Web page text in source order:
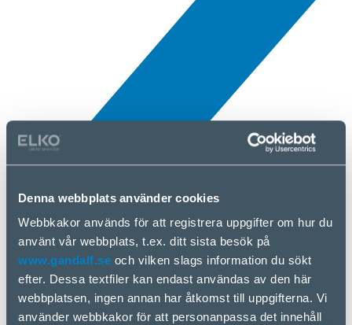
Denna webbplats använder cookies
Webbkakor används för att registrera uppgifter om hur du
använt vår webbplats, t.ex. ditt sista besök på
www.gandalf.se och vilken slags information du sökt
efter. Dessa textfiler kan endast användas av den här
webbplatsen, ingen annan har åtkomst till uppgifterna. Vi
använder webbkakor för att personanpassa det innehåll
NYHETER
3 Apr, 2025
Beacn